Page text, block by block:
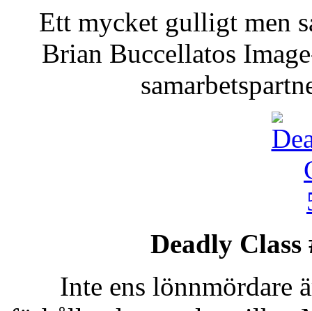
Ett mycket gulligt men
Brian Buccellatos
Deadly Class
Inte ens lönnmördare